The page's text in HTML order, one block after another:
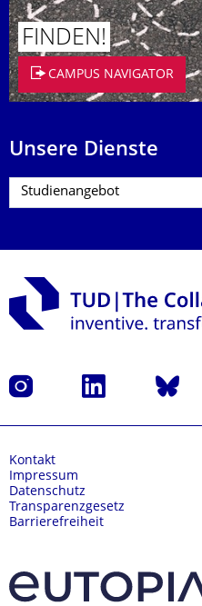
FINDEN!
CAMPUS NAVIGATOR
Unsere Dienste
Instagram LinkedIn Bluesky
Kontakt
Impressum
Datenschutz
Transparenzgesetz
Barrierefreiheit